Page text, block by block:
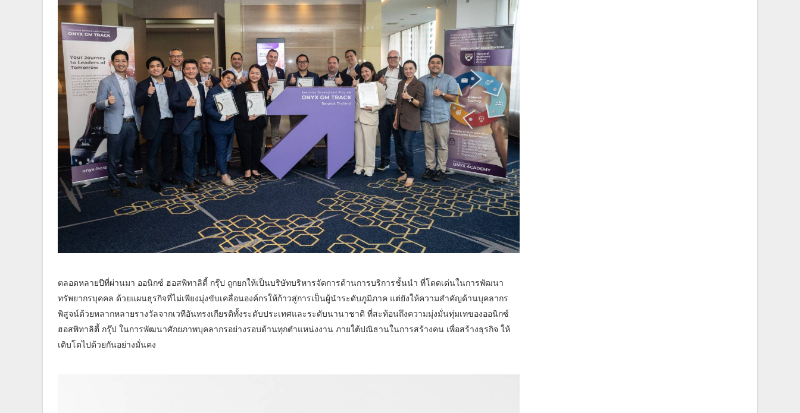
ตลอดหลายปีที่ผ่านมา ออนิกซ์ ฮอสพิทาลิตี้ กรุ๊ป ถูกยกให้เป็นบริษัทบริหารจัดการด้านการบริการชั้นนำ ที่โดดเด่นในการพัฒนา
ทรัพยากรบุคคล ด้วยแผนธุรกิจที่ไม่เพียงมุ่งขับเคลื่อนองค์กรให้ก้าวสู่การเป็นผู้นำระดับภูมิภาค แต่ยังให้ความสำคัญด้านบุคลากร
พิสูจน์ด้วยหลากหลายรางวัลจากเวทีอันทรงเกียรติทั้งระดับประเทศและระดับนานาชาติ ที่สะท้อนถึงความมุ่งมั่นทุ่มเทของออนิกซ์
ฮอสพิทาลิตี้ กรุ๊ป ในการพัฒนาศักยภาพบุคลากรอย่างรอบด้านทุกตำแหน่งงาน ภายใต้ปณิธานในการสร้างคน เพื่อสร้างธุรกิจ ให้
เติบโตไปด้วยกันอย่างมั่นคง